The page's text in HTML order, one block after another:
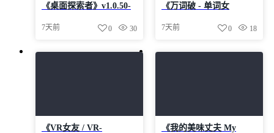
《桌面探索者》v1.0.50-
装-简中1.3GB
7天前 30
0
《万词破 - 单词女
Girlfriend》-Build
7天前 18
0
《VR女友 / VR-
《我的美味丈夫 My